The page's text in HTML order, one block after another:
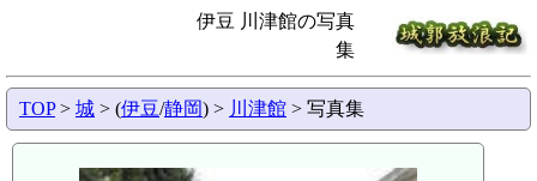
伊豆 川津館の写真
集
TOP> 城 > (伊豆/静岡) > 川津館 > 写真集